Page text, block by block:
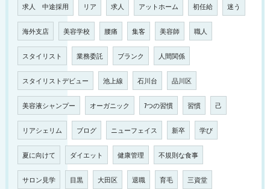
求人 中途採用 リア 求人 アットホーム 初任給 迷う
海外支店 美容学校 腰痛 集客 美容師 職人
スタイリスト 業務委託 ブランク 人間関係
スタイリストデビュー 池上線 石川台 品川区
美容液シャンプー オーガニック 7つの習慣 習慣 己
リアシェリム ブログ ニューフェイス 新卒 学び
夏に向けて ダイエット 健康管理 不規則な食事
サロン見学 目黒 大田区 退職 育毛 三資堂